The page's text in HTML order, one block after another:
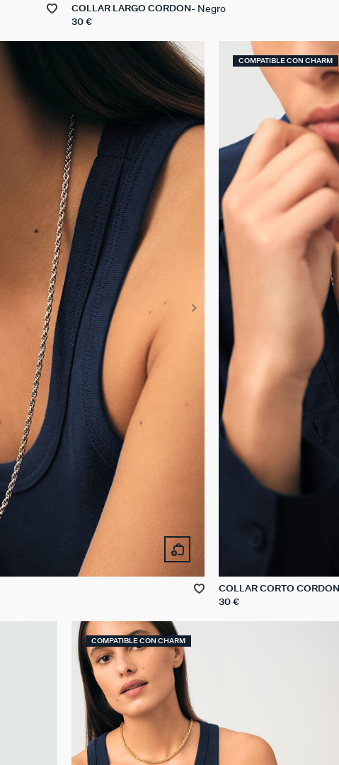
COLLAR LARGO CORDÓN Negro
30 €
COMPATIBLE CON CHARM
COLLAR CORTO CORDÓN
30 €
COMPATIBLE CON CHARM